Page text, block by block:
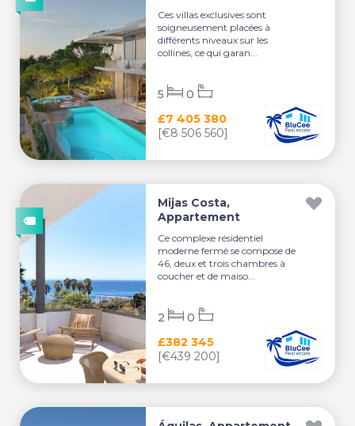
Ces villas exclusives sont
soigneusement placées à
différents niveaux sur les
collines, ce qui garan...
£7 405 380
[€8 506 560]
5 0
Mijas Costa,
Appartement
Ce complexe résidentiel
moderne fermé se compose de
46, deux et trois chambres à
coucher et de maiso...
£382 345
[€439 200]
2 0